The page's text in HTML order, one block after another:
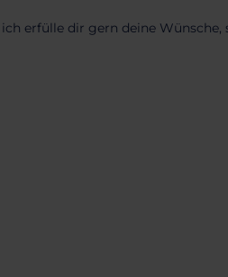
erfülle dir gern deine Wünsche,